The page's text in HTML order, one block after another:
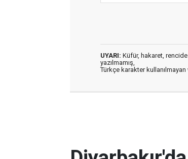
UYARI: Küfür, hakaret,
yazılmamış,
Türkçe karakter